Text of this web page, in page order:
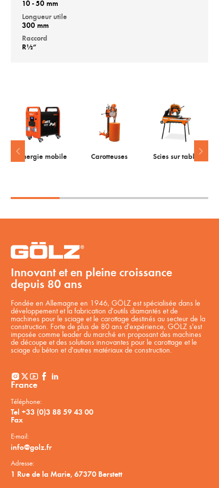
10 - 50 mm
Longueur utile
300 mm
Raccord
R½“
Energie mobile Carotteuses Scies sur table
Innovant et en pleine croissance
depuis 80 ans
Fondée en Allemagne en 1946, GÖLZ est spécialisée dans le
développement et la fabrication d'outils diamantés et de
machines pour le sciage et le carottage destinés au secteur de la
construction. Forte de plus de 80 ans d'expérience, GÖLZ s'est
imposée comme leader du marché en proposant des machines
de découpe et des solutions innovantes pour le carottage et le
sciage du béton et d'autres matériaux de construction.
France
Téléphone:
Tel +33 (0)3 88 59 43 00
Fax
E-mail:
info@golz.fr
Adresse:
1 Rue de la Marie, 67370 Berstett